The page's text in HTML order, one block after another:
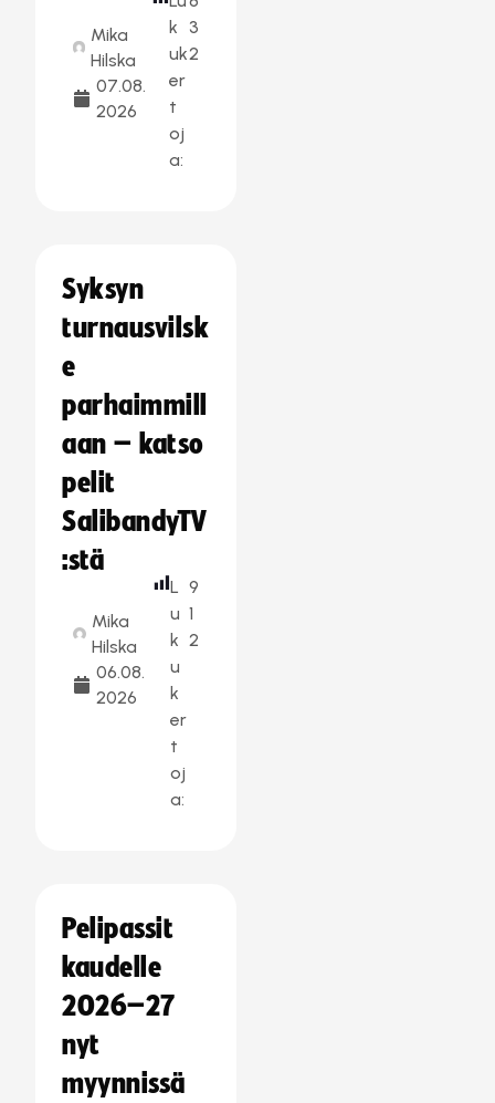
Mika
Hilska
07.08.
2026
k
uk
er
t
oj
a:
3
2
Syksyn
turnausvilsk
e
parhaimmill
aan – katso
pelit
SalibandyTV
:stä
Mika
Hilska
06.08.
2026
L
u
k
u
k
er
t
oj
a:
9
1
2
Pelipassit
kaudelle
2026–27
nyt
myynnissä